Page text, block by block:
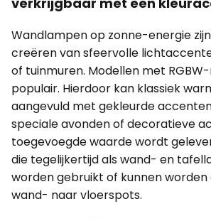
Wandlampen op zonne-energie
creëren van sfeervolle
of tuinmuren. Modellen met
populair. Hierdoor kan klassiek
aangevuld met gekleurde
speciale avonden of decoratieve
toegevoegde waarde wordt
die tegelijkertijd als wand- en
worden gebruikt of kunnen
wand- naar vloerspots.